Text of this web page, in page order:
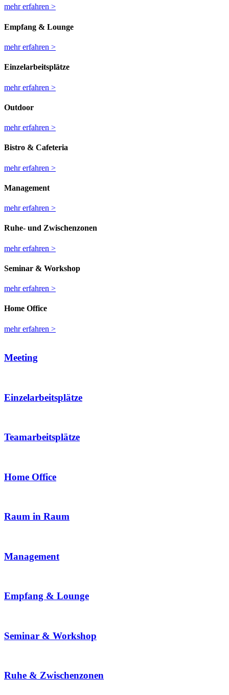
mehr erfahren >
Empfang & Lounge
mehr erfahren >
Einzelarbeitsplätze
mehr erfahren >
Outdoor
mehr erfahren >
Bistro & Cafeteria
mehr erfahren >
Management
mehr erfahren >
Ruhe- und Zwischenzonen
mehr erfahren >
Seminar & Workshop
mehr erfahren >
Home Office
mehr erfahren >
Meeting
Einzelarbeitsplätze
Teamarbeitsplätze
Home Office
Raum in Raum
Management
Empfang & Lounge
Seminar & Workshop
Ruhe & Zwischenzonen